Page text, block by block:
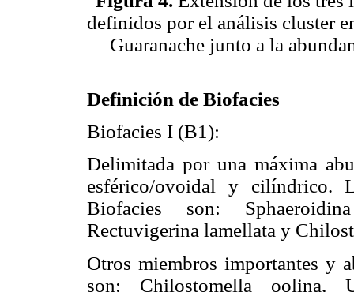
definidos por el análisis cluster
Guaranache junto a la
Definición de Biofacies
Biofacies I (B1):
Delimitada por una máxima
esférico/ovoidal y cilíndrico.
Biofacies son:
Rectuvigerina lamellata y
Otros miembros importantes y
son: Chilostomella oolina,